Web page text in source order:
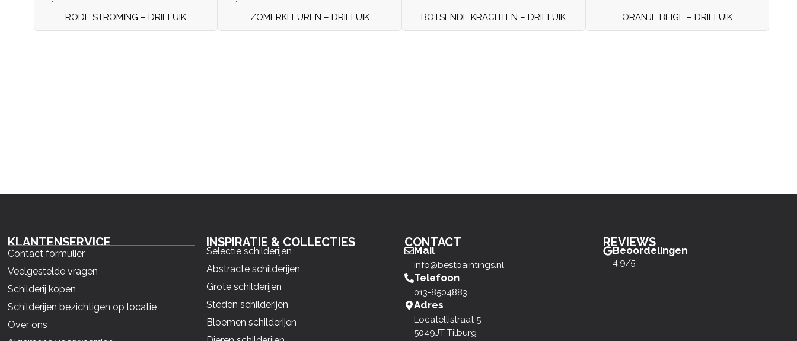
RODE STROMING – DRIELUIK ZOMERKLEUREN – DRIELUIK BOTSENDE KRACHTEN – DRIELUIK ORANJE BEIGE – DRIELUIK
KLANTENSERVICE
Contact formulier
Veelgestelde vragen
Schilderij kopen
Schilderijen bezichtigen op locatie
Over ons
INSPIRATIE & COLLECTIES
Selectie schilderijen
Abstracte schilderijen
Grote schilderijen
Steden schilderijen
Bloemen schilderijen
CONTACT
Mail
info@bestpaintings.nl
Telefoon
013-8504883
Adres
Locatellistraat 5
5049JT Tilburg
REVIEWS
Beoordelingen
4,9/5